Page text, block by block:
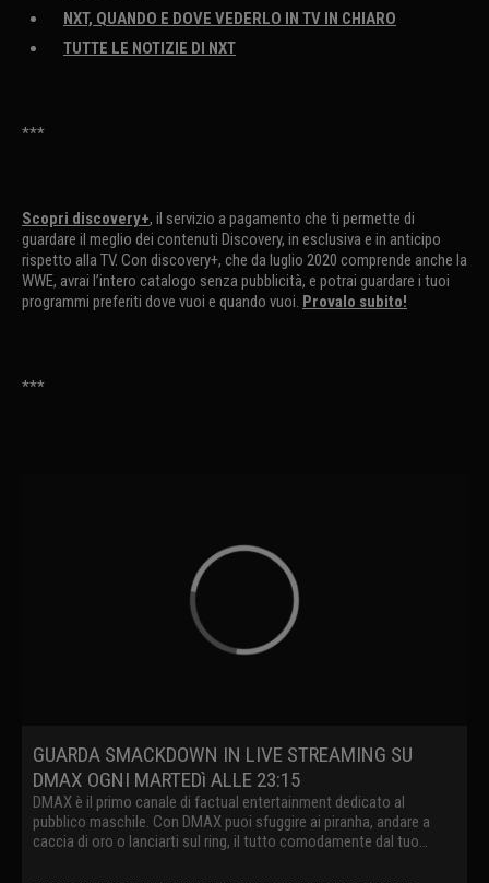
NXT, QUANDO E DOVE VEDERLO IN TV IN CHIARO
TUTTE LE NOTIZIE DI NXT
***
Scopri discovery+, il servizio a pagamento che ti permette di
guardare il meglio dei contenuti Discovery, in esclusiva e in anticipo
rispetto alla TV. Con discovery+, che da luglio 2020 comprende anche la
WWE, avrai l’intero catalogo senza pubblicità, e potrai guardare i tuoi
programmi preferiti dove vuoi e quando vuoi. Provalo subito!
***
GUARDA SMACKDOWN IN LIVE STREAMING SU
DMAX OGNI MARTEDì ALLE 23:15
DMAX è il primo canale di factual entertainment dedicato al
pubblico maschile. Con DMAX puoi sfuggire ai piranha, andare a
caccia di oro o lanciarti sul ring, il tutto comodamente dal tuo